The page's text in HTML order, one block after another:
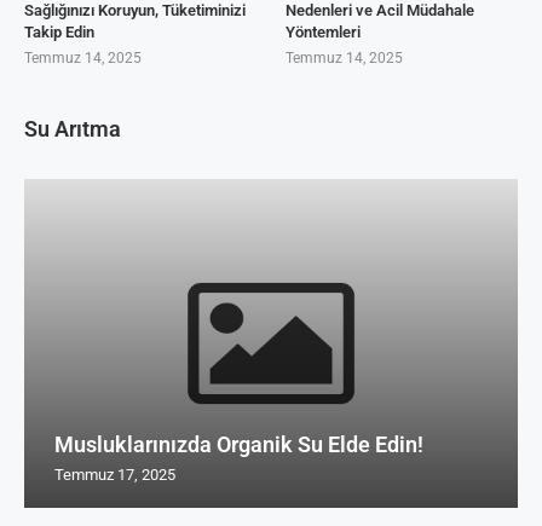
Sağlığınızı Koruyun, Tüketiminizi
Takip Edin
Temmuz 14, 2025
Nedenleri ve Acil Müdahale
Yöntemleri
Temmuz 14, 2025
Su Arıtma
Musluklarınızda Organik Su Elde Edin!
Temmuz 17, 2025